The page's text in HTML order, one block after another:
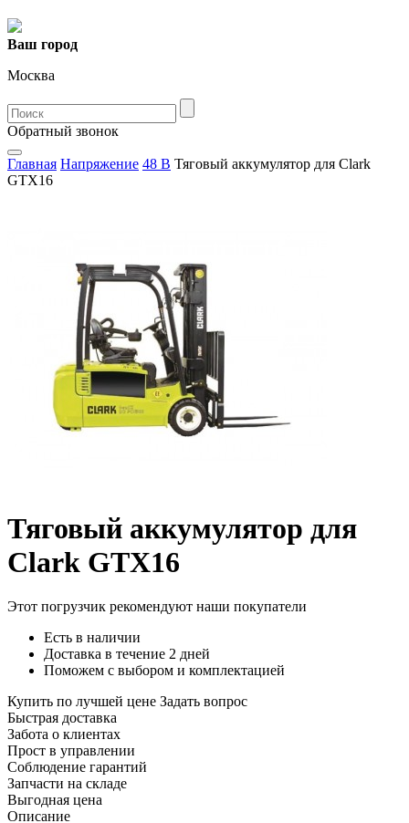
Ваш город
Москва
Oбратный звонок
Главная Напряжение 48 В Тяговый аккумулятор для Clark
GTX16
Тяговый аккумулятор для
Clark GTX16
Этот погрузчик рекомендуют наши покупатели
Есть в наличии
Доставка в течение 2 дней
Поможем с выбором и комплектацией
Купить по лучшей цене Задать вопрос
Быстрая доставка
Забота о клиентах
Прост в управлении
Соблюдение гарантий
Запчасти на складе
Выгодная цена
Описание